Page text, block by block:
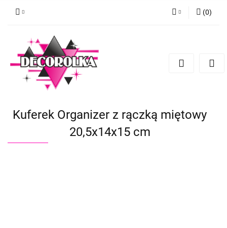
Dodaj zgłoszenie
(0)
Kuferek Organizer z rączką miętowy
20,5x14x15 cm